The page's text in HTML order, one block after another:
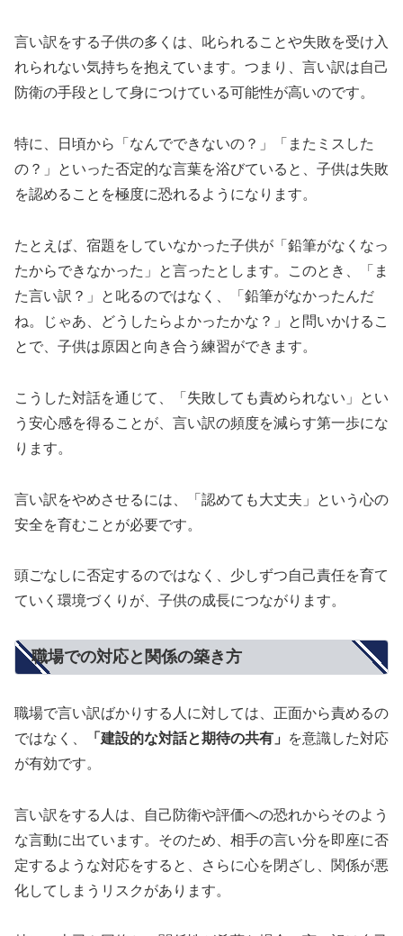
言い訳をする子供の多くは、叱られることや失敗を受け入
れられない気持ちを抱えています。つまり、言い訳は自己
防衛の手段として身につけている可能性が高いのです。
特に、日頃から「なんでできないの？」「またミスした
の？」といった否定的な言葉を浴びていると、子供は失敗
を認めることを極度に恐れるようになります。
たとえば、宿題をしていなかった子供が「鉛筆がなくなっ
たからできなかった」と言ったとします。このとき、「ま
た言い訳？」と叱るのではなく、「鉛筆がなかったんだ
ね。じゃあ、どうしたらよかったかな？」と問いかけるこ
とで、子供は原因と向き合う練習ができます。
こうした対話を通じて、「失敗しても責められない」とい
う安心感を得ることが、言い訳の頻度を減らす第一歩にな
ります。
言い訳をやめさせるには、「認めても大丈夫」という心の
安全を育むことが必要です。
頭ごなしに否定するのではなく、少しずつ自己責任を育て
ていく環境づくりが、子供の成長につながります。
職場での対応と関係の築き方
職場で言い訳ばかりする人に対しては、正面から責めるの
ではなく、
「建設的な対話と期待の共有」
を意識した対応
が有効です。
言い訳をする人は、自己防衛や評価への恐れからそのよう
な言動に出ています。そのため、相手の言い分を即座に否
定するような対応をすると、さらに心を閉ざし、関係が悪
化してしまうリスクがあります。